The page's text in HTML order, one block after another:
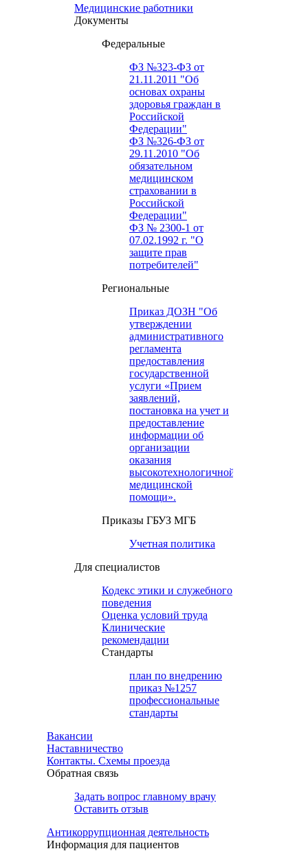
Медицинские работники
Документы
Федеральные
ФЗ №323-ФЗ от
21.11.2011 "Об
основах охраны
здоровья граждан в
Российской
Федерации"
ФЗ №326-ФЗ от
29.11.2010 "Об
обязательном
медицинском
страховании в
Российской
Федерации"
ФЗ № 2300-1 от
07.02.1992 г. "О
защите прав
потребителей"
Региональные
Приказ ДОЗН "Об
утверждении
административного
регламента
предоставления
государственной
услуги «Прием
заявлений,
постановка на учет и
предоставление
информации об
организации
оказания
высокотехнологичной
медицинской
помощи».
Приказы ГБУЗ МГБ
Учетная политика
Для специалистов
Кодекс этики и служебного
поведения
Оценка условий труда
Клинические
рекомендации
Cтандарты
план по внедрению
приказ №1257
профессиональные
стандарты
Вакансии
Наставничество
Контакты. Схемы проезда
Обратная связь
Задать вопрос главному врачу
Оставить отзыв
Антикоррупционная деятельность
Информация для пациентов